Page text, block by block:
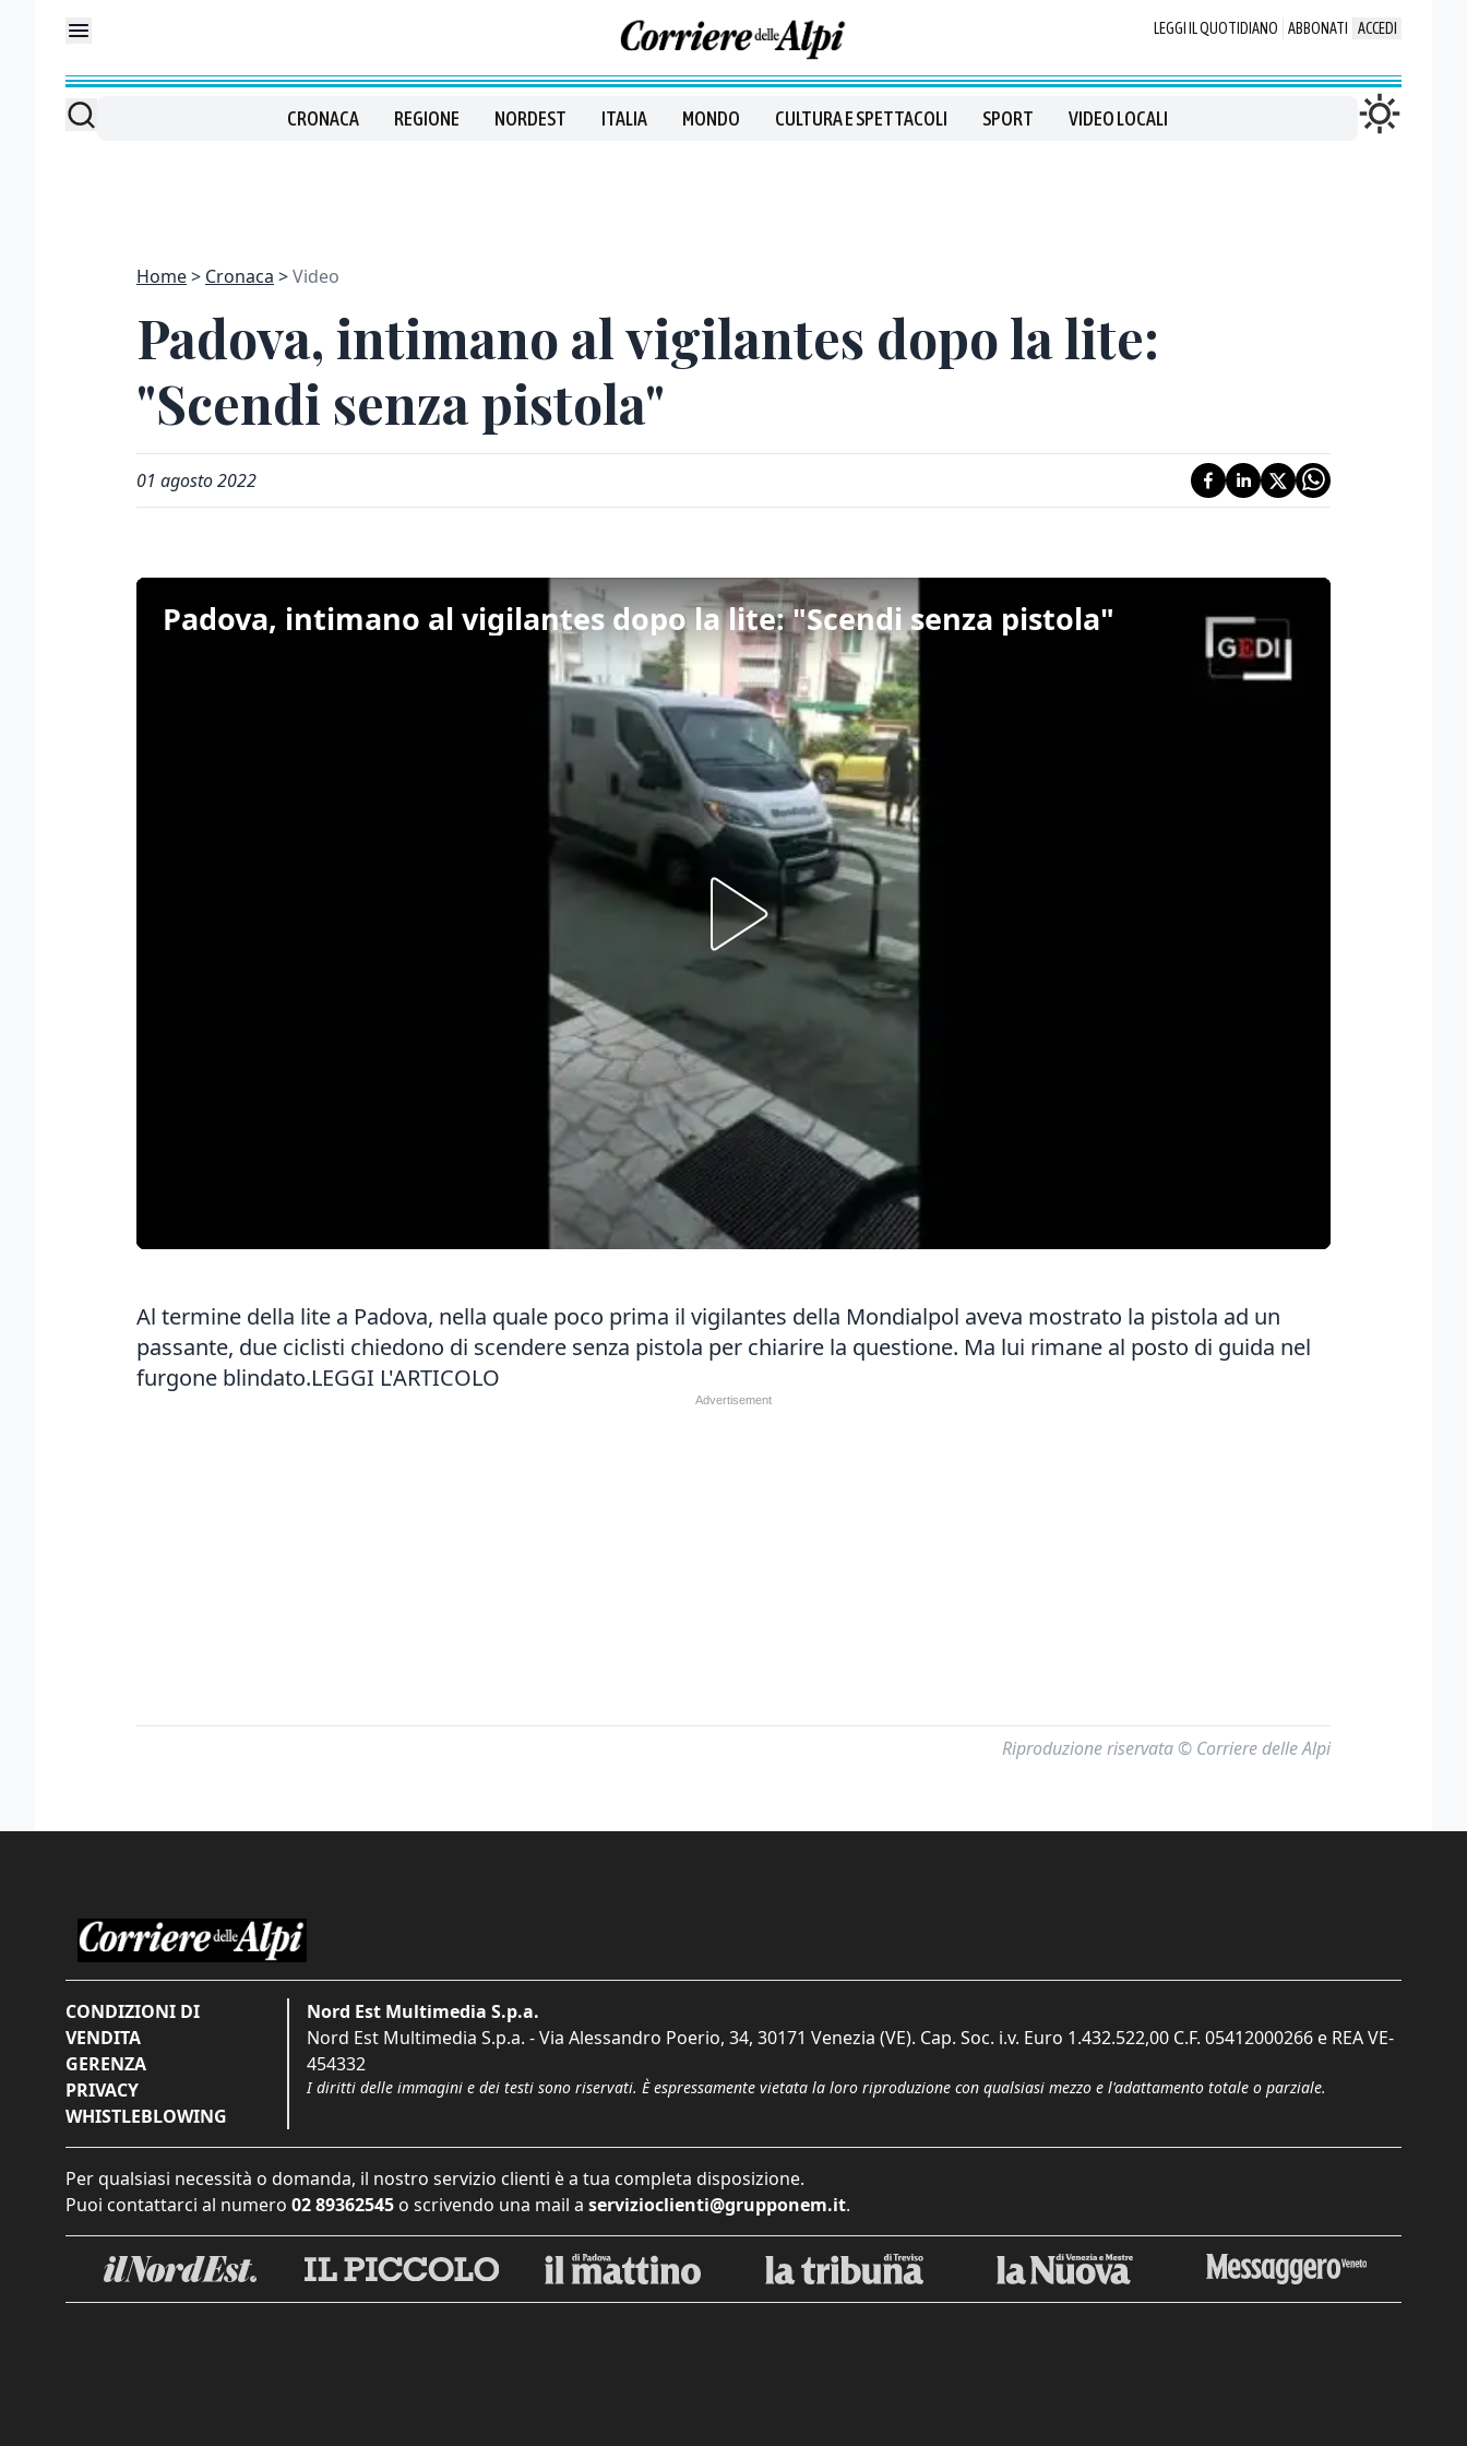
LEGGI IL QUOTIDIANO ABBONATI ACCEDI
CRONACA REGIONE NORDEST ITALIA MONDO CULTURA E SPETTACOLI SPORT VIDEO LOCALI
Home Cronaca Video
Padova, intimano al vigilantes dopo la lite:
"Scendi senza pistola"
01 agosto 2022
Padova, intimano al vigilantes dopo la lite: "Scendi senza pistola"
Al termine della lite a Padova, nella quale poco prima il vigilantes della Mondialpol aveva mostrato la pistola ad un
passante, due ciclisti chiedono di scendere senza pistola per chiarire la questione. Ma lui rimane al posto di guida nel
furgone blindato.LEGGI L'ARTICOLO
Riproduzione riservata © Corriere delle Alpi
CONDIZIONI DI
VENDITA
GERENZA
PRIVACY
WHISTLEBLOWING
Nord Est Multimedia S.p.a.
Nord Est Multimedia S.p.a. - Via Alessandro Poerio, 34, 30171 Venezia (VE). Cap. Soc. i.v. Euro 1.432.522,00 C.F. 05412000266 e REA VE-
454332
I diritti delle immagini e dei testi sono riservati. È espressamente vietata la loro riproduzione con qualsiasi mezzo e l'adattamento totale o parziale.
Per qualsiasi necessità o domanda, il nostro servizio clienti è a tua completa disposizione.
Puoi contattarci al numero 02 89362545 o scrivendo una mail a servizioclienti@grupponem.it.